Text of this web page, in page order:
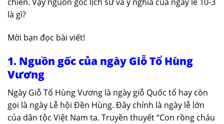
là gì?
Mời bạn đọc bài viết!
1. Nguồn gốc của ngày Giỗ Tổ Hùng
Vương
Ngày Giỗ Tổ Hùng Vương là ngày giỗ Quốc tổ hay còn
gọi là ngày Lễ hội Đền Hùng. Đây chính là ngày lễ lớn
của dân tộc Việt Nam ta. Truyền thuyết “Con rồng cháu